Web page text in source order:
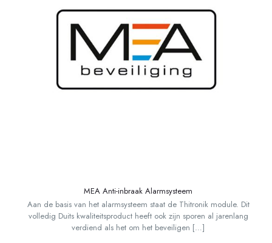
MEA Anti-inbraak Alarmsysteem
Aan de basis van het alarmsysteem staat de Thitronik module. Dit
volledig Duits kwaliteitsproduct heeft ook zijn sporen al jarenlang
verdiend als het om het beveiligen […]